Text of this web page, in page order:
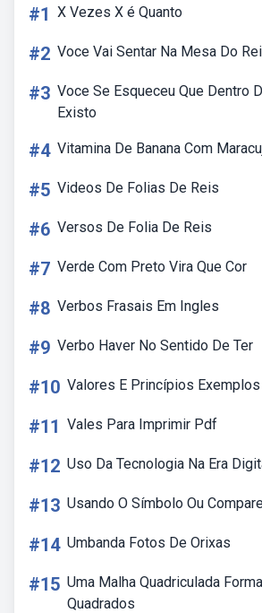
#1 X Vezes X é Quanto
#2 Voce Vai Sentar Na Mesa Do Rei
#3 Voce Se Esqueceu Que Dentro
Existo
#4 Vitamina De Banana Com
#5 Videos De Folias De Reis
#6 Versos De Folia De Reis
#7 Verde Com Preto Vira Que Cor
#8 Verbos Frasais Em Ingles
#9 Verbo Haver No Sentido De Ter
#10 Valores E Princípios Exemplos
#11 Vales Para Imprimir Pdf
#12 Uso Da Tecnologia Na Era
#13 Usando O Símbolo Ou
#14 Umbanda Fotos De Orixas
#15 Uma Malha Quadriculada
Quadrados